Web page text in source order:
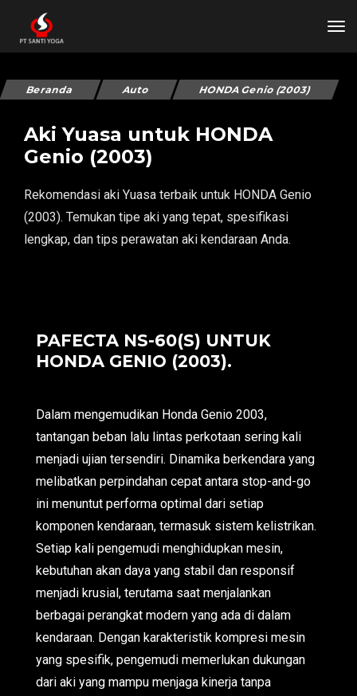
Beranda Auto HONDA Genio (2003)
Aki Yuasa untuk HONDA
Genio (2003)
Rekomendasi aki Yuasa terbaik untuk HONDA Genio
(2003). Temukan tipe aki yang tepat, spesifikasi
lengkap, dan tips perawatan aki kendaraan Anda.
PAFECTA NS-60(S) UNTUK
HONDA GENIO (2003).
Dalam mengemudikan Honda Genio 2003,
tantangan beban lalu lintas perkotaan sering kali
menjadi ujian tersendiri. Dinamika berkendara yang
melibatkan perpindahan cepat antara stop-and-go
ini menuntut performa optimal dari setiap
komponen kendaraan, termasuk sistem kelistrikan.
Setiap kali pengemudi menghidupkan mesin,
kebutuhan akan daya yang stabil dan responsif
menjadi krusial, terutama saat menjalankan
berbagai perangkat modern yang ada di dalam
kendaraan. Dengan karakteristik kompresi mesin
yang spesifik, pengemudi memerlukan dukungan
dari aki yang mampu menjaga kinerja tanpa